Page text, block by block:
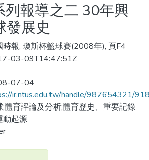
報導之二 30年興
發展史
時報, 瓊斯杯籃球賽(2008年), 頁F4
03-09T14:47:51Z
07-04
ir.ntus.edu.tw/handle/987654321/
;體育評論及分析;體育歷史、重要記錄
動起源